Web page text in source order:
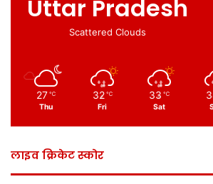
Uttar Pradesh
Scattered Clouds
27 ℃
Thu
32 ℃
Fri
33 ℃
Sat
लाइव क्रिकेट स्कोर